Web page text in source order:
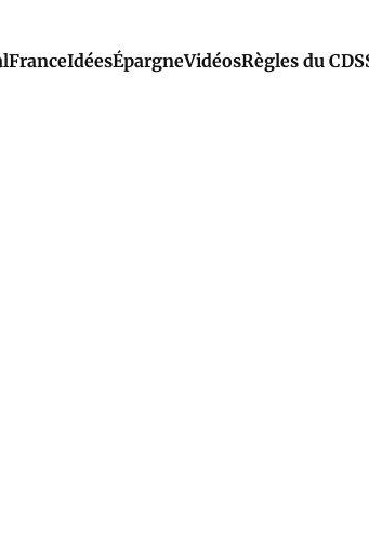
FranceIdéesÉpargneVidéosRègles du CDS